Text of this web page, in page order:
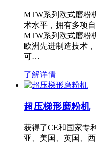
MTW系列欧式磨粉
术水平，拥有多项
MTW系列欧式磨粉
欧洲先进制造技术
可…
了解详情
超压梯形磨粉机
获得了CE和国家专
亚、美国、英国、